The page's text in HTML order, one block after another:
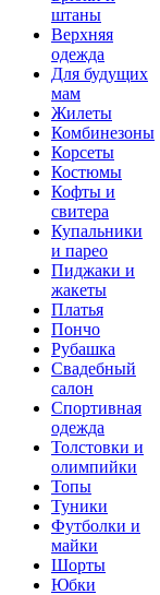
штаны
Верхняя
одежда
Для будущих
мам
Жилеты
Комбинезоны
Корсеты
Костюмы
Кофты и
свитера
Купальники
и парео
Пиджаки и
жакеты
Платья
Пончо
Рубашка
Свадебный
салон
Спортивная
одежда
Толстовки и
олимпийки
Топы
Туники
Футболки и
майки
Шорты
Юбки